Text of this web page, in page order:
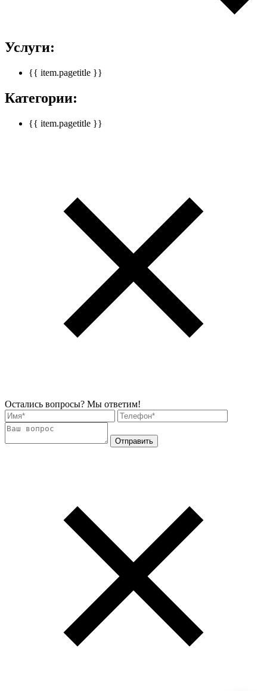
Услуги:
{{ item.pagetitle }}
Категории:
{{ item.pagetitle }}
Остались вопросы? Мы ответим!
Отправить